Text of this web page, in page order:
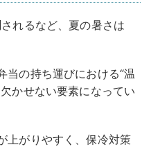
れるなど、夏の暑さは
当の持ち運びにおける“温
かせない要素になってい
上がりやすく、保冷対策